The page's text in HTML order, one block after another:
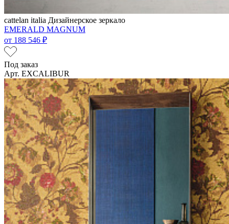
cattelan italia Дизайнерское зеркало
EMERALD MAGNUM
от 188 546 ₽
Под заказ
Арт. EXCALIBUR